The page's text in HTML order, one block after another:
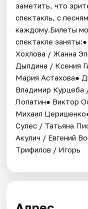
заметить, что
спектакль, с
каждому.Билеты
спектакле
Хохлова / Жанна
Дылдина / Ксения
Мария Астахова●
Владимир
Лопатин● Виктор
Михаил
Сулес / Татьяна
Акулич / Евгений
Трифилов / Игорь